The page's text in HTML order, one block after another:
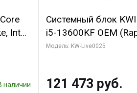
Intel
наличии
Системный блок
i5-13600KF OEM
7, C14 8EC/6PC/ 32
3xDP / 960 ГБ SSD)
Модель: KW-Live0025
121 473 руб.